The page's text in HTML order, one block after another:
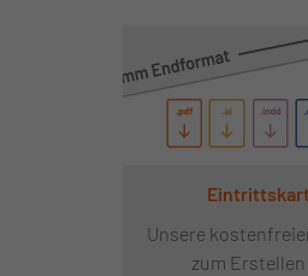
Unsere
zum